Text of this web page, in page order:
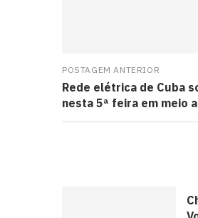
POSTAGEM ANTERIOR
Rede elétrica de Cuba
nesta 5ª feira em meio